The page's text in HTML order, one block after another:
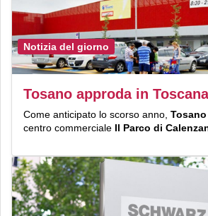
Notizia del giorno
Tosano approda in
Come anticipato lo scorso anno, Tosano
centro commerciale Il Parco di